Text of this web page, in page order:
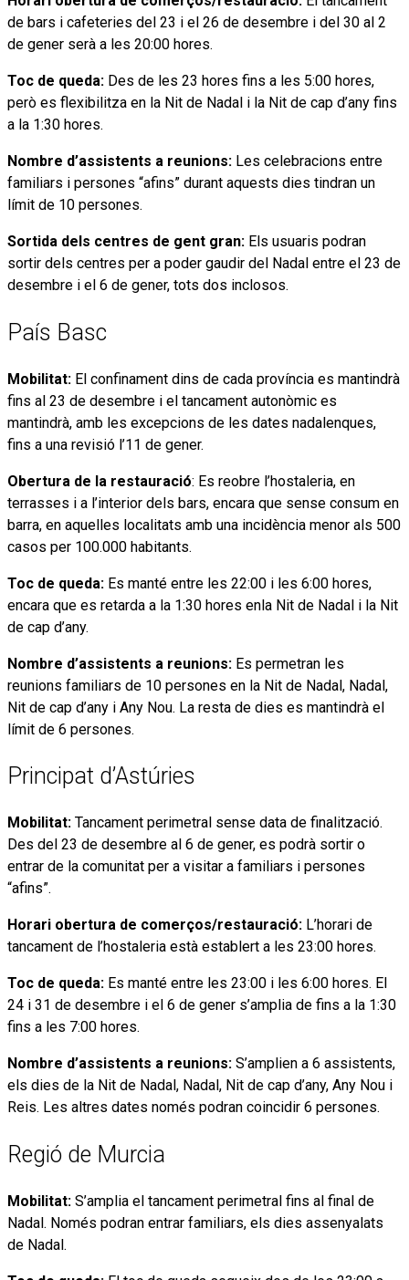
de bars i cafeteries del 23 i el 26 de desembre i del 30 al 2
de gener serà a les 20:00 hores.
Toc de queda: Des de les 23 hores fins a les 5:00 hores,
però es flexibilitza en la Nit de Nadal i la Nit de cap d’any fins
a la 1:30 hores.
Nombre d’assistents a reunions: Les celebracions entre
familiars i persones “afins” durant aquests dies tindran un
límit de 10 persones.
Sortida dels centres de gent gran: Els usuaris podran
sortir dels centres per a poder gaudir del Nadal entre el 23 de
desembre i el 6 de gener, tots dos inclosos.
País Basc
Mobilitat: El confinament dins de cada província es mantindrà
fins al 23 de desembre i el tancament autonòmic es
mantindrà, amb les excepcions de les dates nadalenques,
fins a una revisió l’11 de gener.
Obertura de la restauració: Es reobre l’hostaleria, en
terrasses i a l’interior dels bars, encara que sense consum en
barra, en aquelles localitats amb una incidència menor als 500
casos per 100.000 habitants.
Toc de queda: Es manté entre les 22:00 i les 6:00 hores,
encara que es retarda a la 1:30 hores enla Nit de Nadal i la Nit
de cap d’any.
Nombre d’assistents a reunions: Es permetran les
reunions familiars de 10 persones en la Nit de Nadal, Nadal,
Nit de cap d’any i Any Nou. La resta de dies es mantindrà el
límit de 6 persones.
Principat d’Astúries
Mobilitat: Tancament perimetral sense data de finalització.
Des del 23 de desembre al 6 de gener, es podrà sortir o
entrar de la comunitat per a visitar a familiars i persones
“afins”.
Horari obertura de comerços/restauració: L’horari de
tancament de l’hostaleria està establert a les 23:00 hores.
Toc de queda: Es manté entre les 23:00 i les 6:00 hores. El
24 i 31 de desembre i el 6 de gener s’amplia de fins a la 1:30
fins a les 7:00 hores.
Nombre d’assistents a reunions: S’amplien a 6 assistents,
els dies de la Nit de Nadal, Nadal, Nit de cap d’any, Any Nou i
Reis. Les altres dates només podran coincidir 6 persones.
Regió de Murcia
Mobilitat: S’amplia el tancament perimetral fins al final de
Nadal. Només podran entrar familiars, els dies assenyalats
de Nadal.